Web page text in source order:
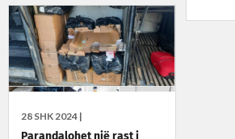
28 SHK 2024 |